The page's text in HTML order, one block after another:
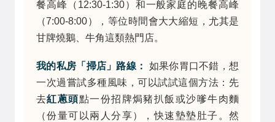
餐高峰（12:30-1:30）和一般家庭的晚餐高峰
（7:00-8:00），等位時間會大大縮短，尤其是
甘牌燒鵝、牛角這類熱門店。
我的私房「掃店」路線：
如果你胃口不錯，想
一次過嘗試多種風味，可以試試這個方法：先
去紅蔥頭點一份招牌焗豬扒飯或沙嗲牛肉麵
（份量可以兩人分享），快速墊墊肚子。然